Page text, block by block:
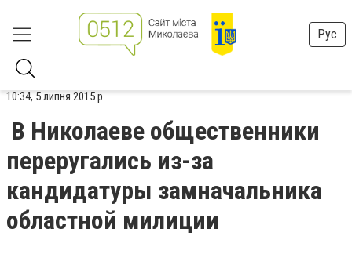
Рус
10:34, 5 липня 2015 р.
В Николаеве общественники
переругались из-за
кандидатуры замначальника
областной милиции